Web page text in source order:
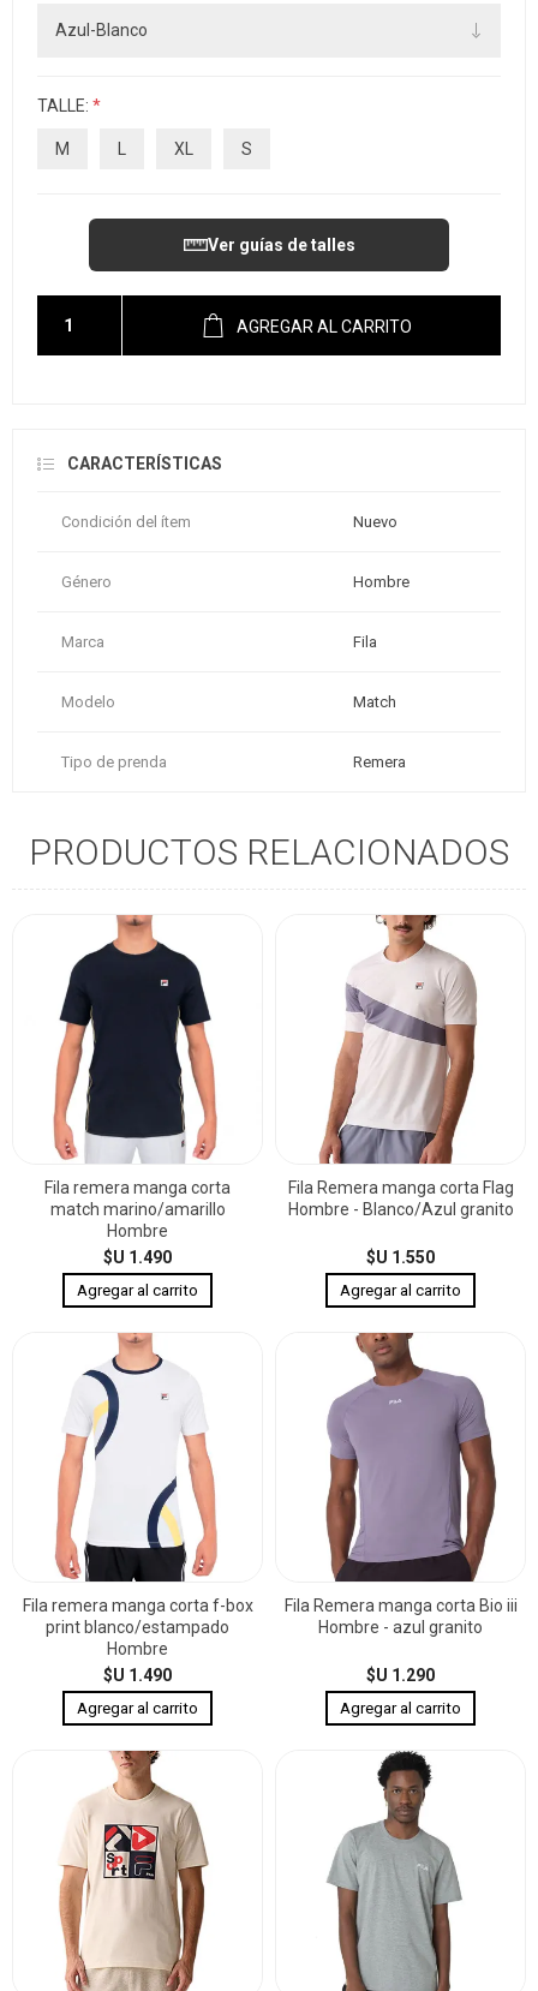
TALLE: *
M L XL S
Ver guías de talles
AGREGAR AL CARRITO
CARACTERÍSTICAS
Condición del ítem Nuevo
Género Hombre
Marca Fila
Modelo Match
Tipo de prenda Remera
PRODUCTOS RELACIONADOS
Fila remera manga corta
match marino/amarillo
Hombre
$U 1.490
Fila Remera manga corta Flag
Hombre - Blanco/Azul granito
$U 1.550
Fila remera manga corta f-box
print blanco/estampado
Hombre
$U 1.490
Fila Remera manga corta Bio iii
Hombre - azul granito
$U 1.290